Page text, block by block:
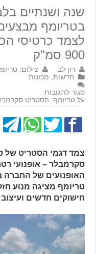
שנה ושנתיים
בטריומף
לצמד כרטיסי
900 סמ"ק
רון לב צילום:
חדשות מכונות
סגור לתגובות
על טריומף: הסטריט
צמד דגמי הסטריט של
סקרמבלר – אופנועי
האופנועים של החברה
טריומף מציגה מנוע
חישוקים חדשים ועיצוב